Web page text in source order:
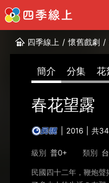
四季線上 / 懷舊戲劇 /
簡介 分集 花
春花望露
2016 共
級別 普0+ 類別
民國四十二年，鞭炮